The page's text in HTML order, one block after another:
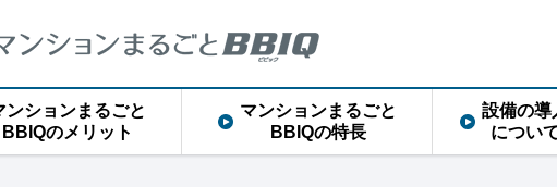
ンションまるごと
BBIQのメリット
マンションまるごと
BBIQの特長
設備の導
につい